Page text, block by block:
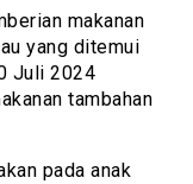
makanan
yang ditemui
Juli 2024
tambahan
pada anak